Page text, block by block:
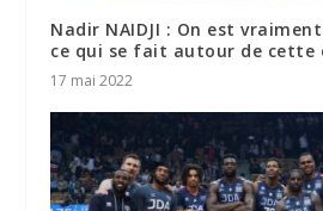
Nadir NAIDJI : On est
ce qui se fait autour de cette
17 mai 2022